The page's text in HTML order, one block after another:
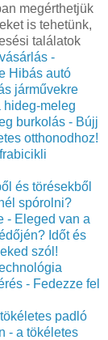
megérthetjük
is tehetünk,
találatok
-
Hibás autó
járművekre
hideg-meleg
burkolás - Bújj
otthonodhoz!
és törésekből
spórolni?
- Eleged van a
Időt és
szól!
- Fedezze fel
padló
- a tökéletes